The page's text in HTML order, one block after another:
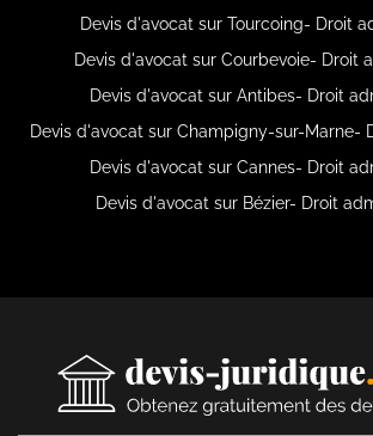
Devis d'avocat sur Tourcoing- Droit
Devis d'avocat sur Courbevoie- Droit
Devis d'avocat sur Antibes- Droit
Devis d'avocat sur Champigny-sur-Marne-
Devis d'avocat sur Cannes- Droit
Devis d'avocat sur Bézier- Droit